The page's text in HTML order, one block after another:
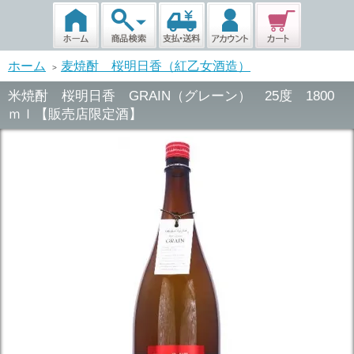
ホーム > 麦焼酎 桜明日香（紅乙女酒造）
米焼酎 桜明日香 GRAIN（グレーン） 25度 1800
ｍｌ【販売店限定酒】